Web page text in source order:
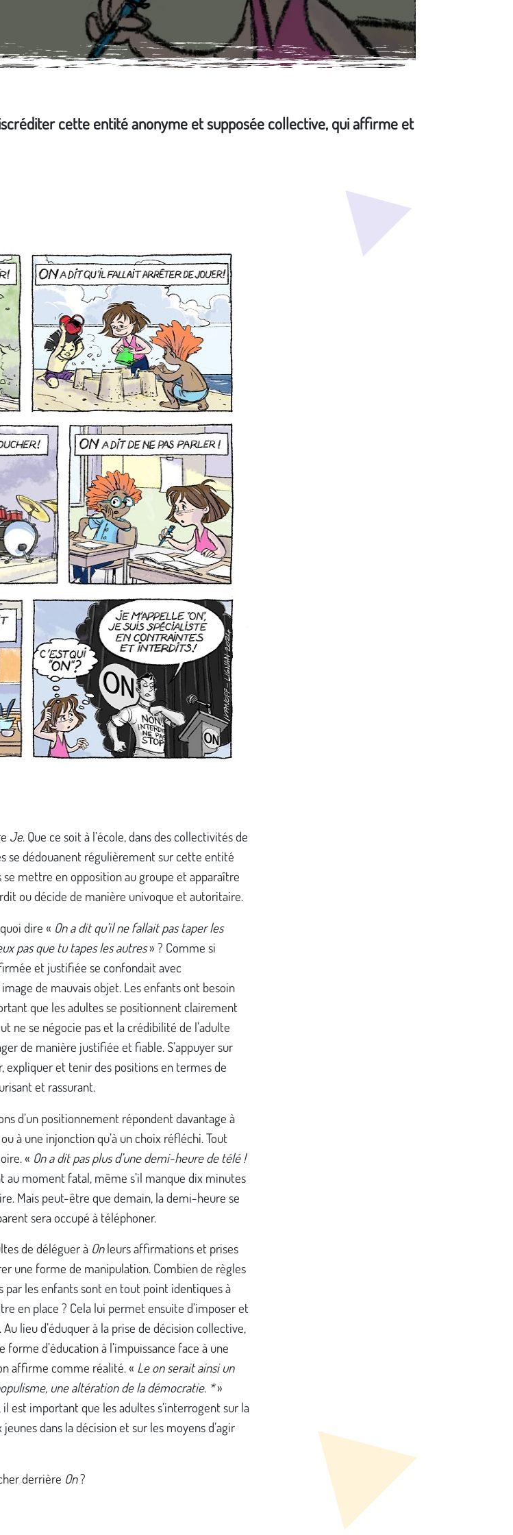
cette entité anonyme et supposée collective, qui affirme et
Je. Que ce soit à l’école, dans des collectivités de
se dédouanent régulièrement sur cette entité
mettre en opposition au groupe et apparaître
ou décide de manière univoque et autoritaire.
dire « On a dit qu’il ne fallait pas taper les
pas que tu tapes les autres» ? Comme si
et justifiée se confondait avec
de mauvais objet. Les enfants ont besoin
que les adultes se positionnent clairement
ne se négocie pas et la crédibilité de l’adulte
de manière justifiée et fiable. S’appuyer sur
expliquer et tenir des positions en termes de
et rassurant.
d’un positionnement répondent davantage à
à une injonction qu’à un choix réfléchi. Tout
« On a dit pas plus d’une demi-heure de télé !
au moment fatal, même s’il manque dix minutes
Mais peut-être que demain, la demi-heure se
sera occupé à téléphoner.
de déléguer à Onleurs affirmations et prises
une forme de manipulation. Combien de règles
par les enfants sont en tout point identiques à
en place ? Cela lui permet ensuite d’imposer et
lieu d’éduquer à la prise de décision collective,
d’éducation à l’impuissance face à une
affirme comme réalité. « Le on serait ainsi un
une altération de la démocratie. *»
est important que les adultes s’interrogent sur la
dans la décision et sur les moyens d’agir
derrière On?